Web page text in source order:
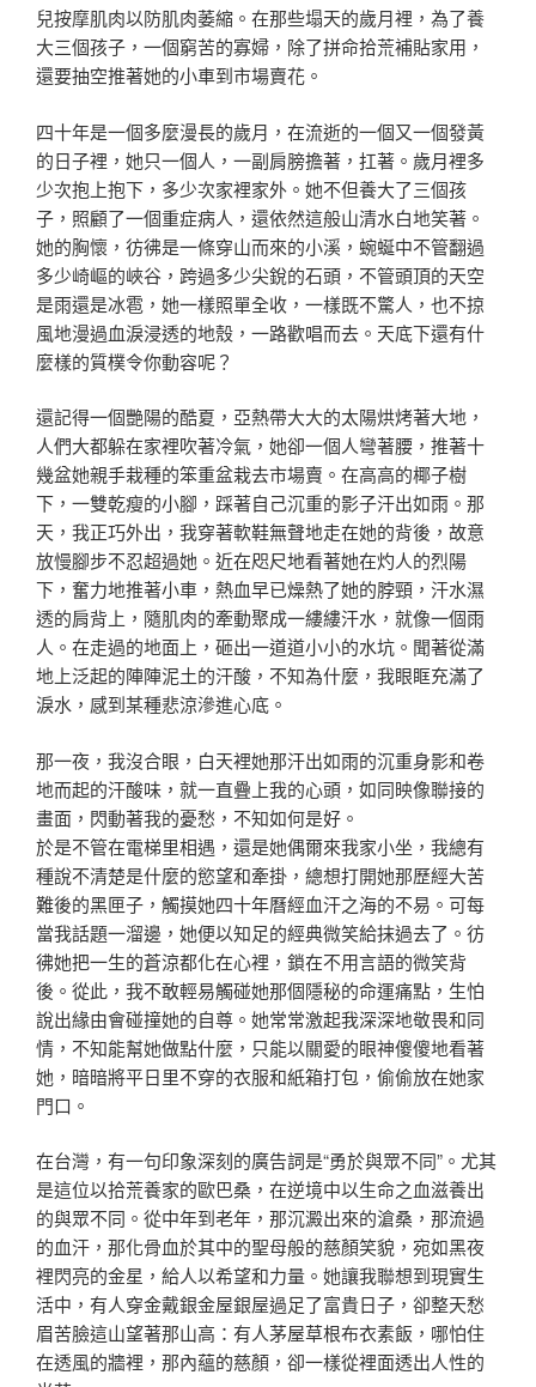
兒按摩肌肉以防肌肉萎縮。在那些塌天的歲月裡，為了養
大三個孩子，一個窮苦的寡婦，除了拼命拾荒補貼家用，
還要抽空推著她的小車到市場賣花。
四十年是一個多麼漫長的歲月，在流逝的一個又一個發黃
的日子裡，她只一個人，一副肩膀擔著，扛著。歲月裡多
少次抱上抱下，多少次家裡家外。她不但養大了三個孩
子，照顧了一個重症病人，還依然這般山清水白地笑著。
她的胸懷，彷彿是一條穿山而來的小溪，蜿蜒中不管翻過
多少崎嶇的峽谷，跨過多少尖銳的石頭，不管頭頂的天空
是雨還是冰雹，她一樣照單全收，一樣既不驚人，也不掠
風地漫過血淚浸透的地殼，一路歡唱而去。天底下還有什
麼樣的質樸令你動容呢？
還記得一個艷陽的酷夏，亞熱帶大大的太陽烘烤著大地，
人們大都躲在家裡吹著冷氣，她卻一個人彎著腰，推著十
幾盆她親手栽種的笨重盆栽去市場賣。在高高的椰子樹
下，一雙乾瘦的小腳，踩著自己沉重的影子汗出如雨。那
天，我正巧外出，我穿著軟鞋無聲地走在她的背後，故意
放慢腳步不忍超過她。近在咫尺地看著她在灼人的烈陽
下，奮力地推著小車，熱血早已燥熱了她的脖頸，汗水濕
透的肩背上，隨肌肉的牽動聚成一縷縷汗水，就像一個雨
人。在走過的地面上，砸出一道道小小的水坑。聞著從滿
地上泛起的陣陣泥土的汗酸，不知為什麼，我眼眶充滿了
淚水，感到某種悲涼滲進心底。
那一夜，我沒合眼，白天裡她那汗出如雨的沉重身影和卷
地而起的汗酸味，就一直疊上我的心頭，如同映像聯接的
畫面，閃動著我的憂愁，不知如何是好。
於是不管在電梯里相遇，還是她偶爾來我家小坐，我總有
種說不清楚是什麼的慾望和牽掛，總想打開她那歷經大苦
難後的黑匣子，觸摸她四十年曆經血汗之海的不易。可每
當我話題一溜邊，她便以知足的經典微笑給抹過去了。彷
彿她把一生的蒼涼都化在心裡，鎖在不用言語的微笑背
後。從此，我不敢輕易觸碰她那個隱秘的命運痛點，生怕
說出緣由會碰撞她的自尊。她常常激起我深深地敬畏和同
情，不知能幫她做點什麼，只能以關愛的眼神傻傻地看著
她，暗暗將平日里不穿的衣服和紙箱打包，偷偷放在她家
門口。
在台灣，有一句印象深刻的廣告詞是“勇於與眾不同”。尤其
是這位以拾荒養家的歐巴桑，在逆境中以生命之血滋養出
的與眾不同。從中年到老年，那沉澱出來的滄桑，那流過
的血汗，那化骨血於其中的聖母般的慈顏笑貌，宛如黑夜
裡閃亮的金星，給人以希望和力量。她讓我聯想到現實生
活中，有人穿金戴銀金屋銀屋過足了富貴日子，卻整天愁
眉苦臉這山望著那山高：有人茅屋草根布衣素飯，哪怕住
在透風的牆裡，那內蘊的慈顏，卻一樣從裡面透出人性的